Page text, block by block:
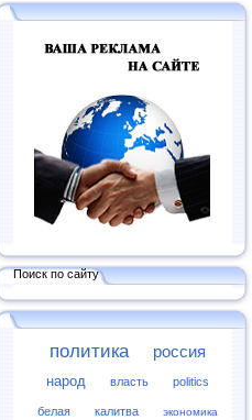
Поиск по сайту
политика россия
народ власть politics
белая калитва экономика